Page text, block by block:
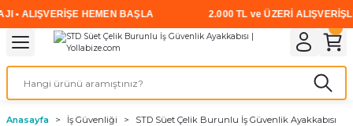
ALIŞVERİŞE HEMEN BAŞLA 2.000 TL ve ÜZERİ
Geri Dön
Geri Dön
Geri Dön
Akıllı Vidalar
Geri Dön
Geri Dön
Akülü Vidalamalar
Gaz Armatürleri
Geri Dön
Geri Dön
Cırt Zımparalar
Anasayfa
İş Güvenliği STD Süet Çelik Burunlu İş Güvenlik Ayakkabısı